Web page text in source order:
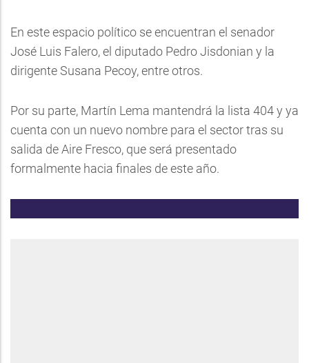
En este espacio político se encuentran el senador
José Luis Falero, el diputado Pedro Jisdonian y la
dirigente Susana Pecoy, entre otros.
Por su parte, Martín Lema mantendrá la lista 404 y ya
cuenta con un nuevo nombre para el sector tras su
salida de Aire Fresco, que será presentado
formalmente hacia finales de este año.